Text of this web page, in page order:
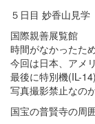
５日目 妙香山見学
国際親善展覧館
時間がなかったた
今回は日本、アメ
最後に特別機(IL-
写真撮影禁止なの
国宝の普賢寺の周